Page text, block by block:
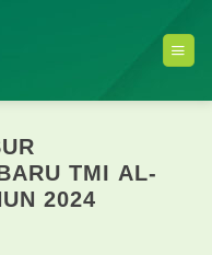
TMI AL-
2024